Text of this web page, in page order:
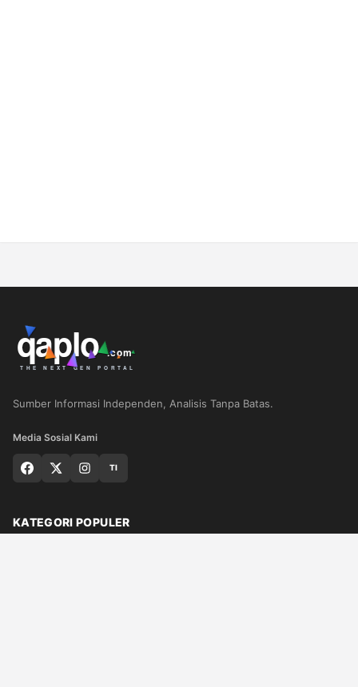
Sumber Informasi Independen, Analisis Tanpa Batas.
Media Sosial Kami
TI
KATEGORI POPULER